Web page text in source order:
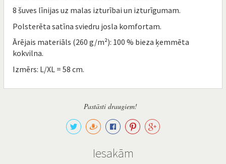
8 šuves līnijas uz malas izturībai un izturīgumam.
Polsterēta satīna sviedru josla komfortam.
Ārējais materiāls (260 g/m²): 100 % bieza ķemmēta
kokvilna.
Izmērs: L/XL = 58 cm.
Pastāsti draugiem!
Iesakām